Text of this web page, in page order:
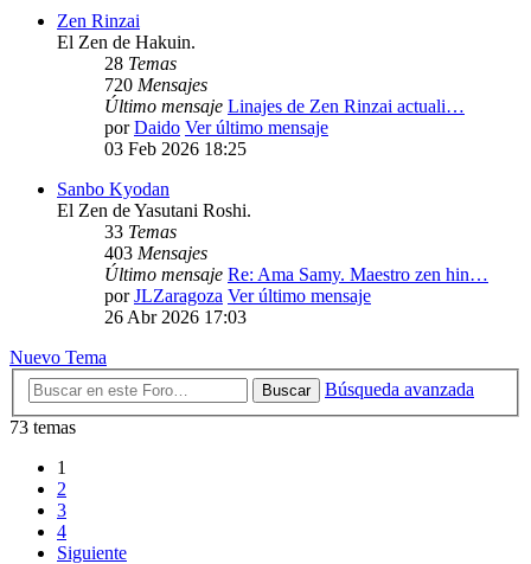
Zen Rinzai
El Zen de Hakuin.
28 Temas
720 Mensajes
Último mensaje Linajes de Zen Rinzai actuali…
porDaido Ver último mensaje
03 Feb 2026 18:25
Sanbo Kyodan
El Zen de Yasutani Roshi.
33 Temas
403 Mensajes
Último mensaje Re: Ama Samy. Maestro zen hin…
porJLZaragoza Ver último mensaje
26 Abr 2026 17:03
Nuevo Tema
Buscar
Búsqueda avanzada
73 temas
1
2
3
4
Siguiente